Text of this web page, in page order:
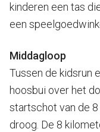
kinderen een tas
een
Middagloop
Tussen de kidsrun
hoosbui over het
startschot van de
droog. De 8